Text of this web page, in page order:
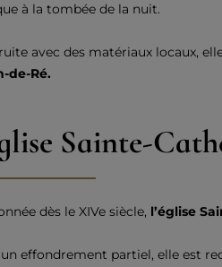
à la tombée de la nuit.
avec des matériaux locaux,
de-Ré.
Sainte-
dès le XIVe siècle, l’église
effondrement partiel, elle est